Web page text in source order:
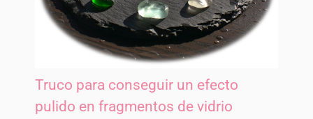
Truco para conseguir un efecto
pulido en fragmentos de vidrio